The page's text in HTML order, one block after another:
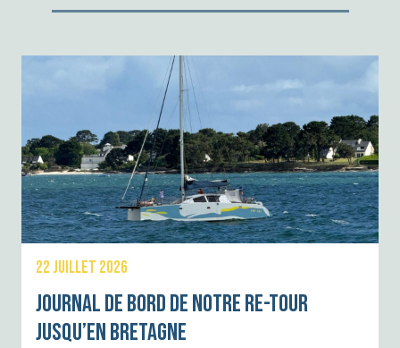
22 JUILLET 2026
Journal de bord de notre re-tour
jusqu’en Bretagne